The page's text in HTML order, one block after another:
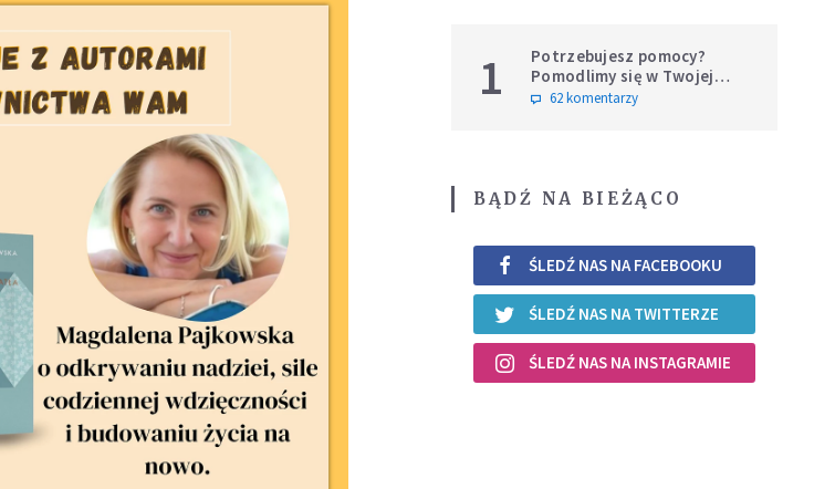
1
Potrzebujesz pomocy?
Pomodlimy się w Twojej
intencji
62 komentarzy
BĄDŹ NA BIEŻĄCO
ŚLEDŹ NAS NA FACEBOOKU
ŚLEDŹ NAS NA TWITTERZE
ŚLEDŹ NAS NA INSTAGRAMIE